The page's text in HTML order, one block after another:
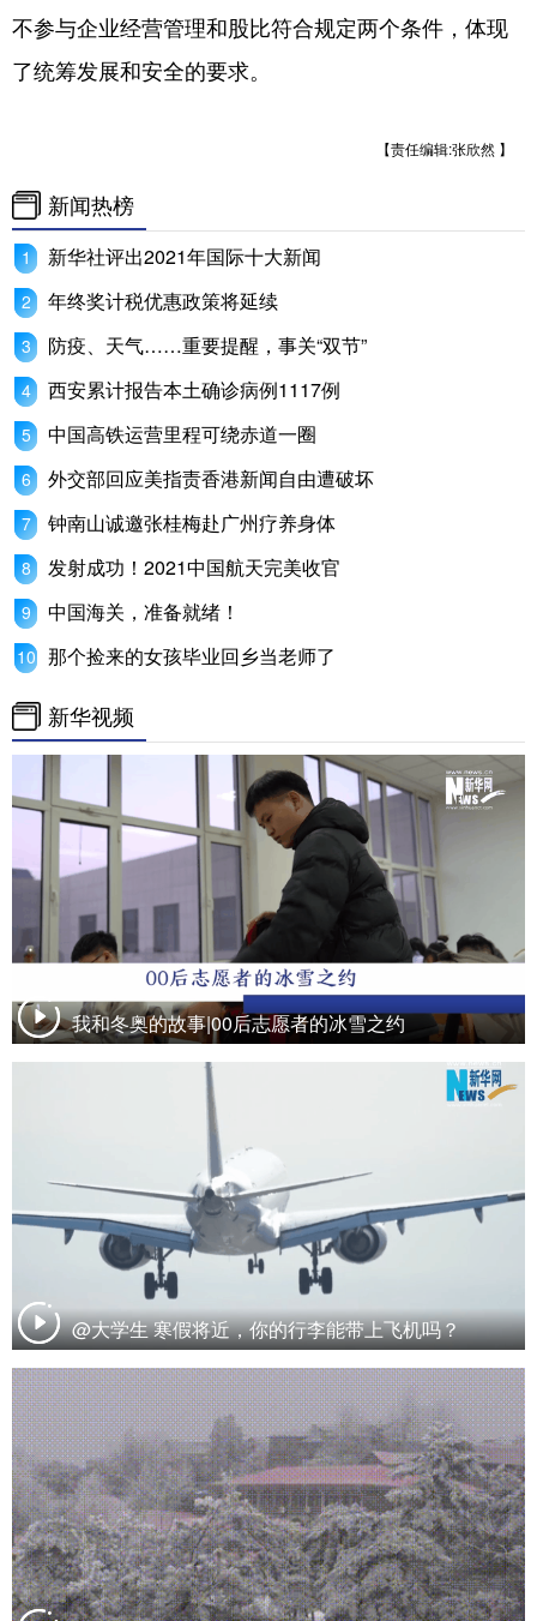
不参与企业经营管理和股比符合规定两个条件，体现
了统筹发展和安全的要求。
【责任编辑:张欣然 】
新闻热榜
新华社评出2021年国际十大新闻
年终奖计税优惠政策将延续
防疫、天气……重要提醒，事关“双节”
西安累计报告本土确诊病例1117例
中国高铁运营里程可绕赤道一圈
外交部回应美指责香港新闻自由遭破坏
钟南山诚邀张桂梅赴广州疗养身体
发射成功！2021中国航天完美收官
中国海关，准备就绪！
那个捡来的女孩毕业回乡当老师了
新华视频
我和冬奥的故事|00后志愿者的冰雪之约
@大学生 寒假将近，你的行李能带上飞机吗？